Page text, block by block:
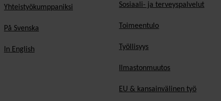
Yhteistyökumppaniksi
På Svenska
In English
Sosiaali- ja terveyspalvelut
Toimeentulo
Työllisyys
Ilmastonmuutos
EU & kansainvälinen työ